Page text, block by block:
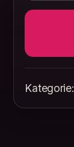
Kategorie: